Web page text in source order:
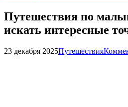
Путешествия по
искать интересные
23 декабря 2025Путешествия